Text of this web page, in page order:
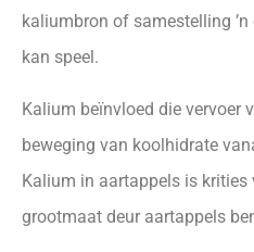
kaliumbron of samestelling
kan speel.
Kalium beïnvloed die vervoer
beweging van koolhidrate
Kalium in aartappels is krities
grootmaat deur aartappels